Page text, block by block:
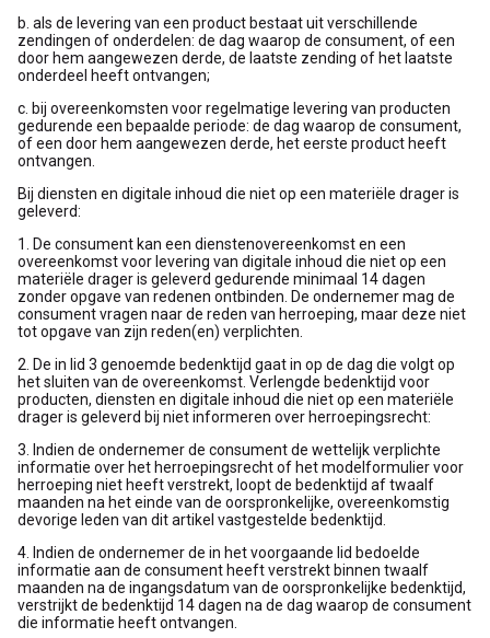
b. als de levering van een product bestaat uit verschillende
zendingen of onderdelen: de dag waarop de consument, of een
door hem aangewezen derde, de laatste zending of het laatste
onderdeel heeft ontvangen;
c. bij overeenkomsten voor regelmatige levering van producten
gedurende een bepaalde periode: de dag waarop de consument,
of een door hem aangewezen derde, het eerste product heeft
ontvangen.
Bij diensten en digitale inhoud die niet op een materiële drager is
geleverd:
1. De consument kan een dienstenovereenkomst en een
overeenkomst voor levering van digitale inhoud die niet op een
materiële drager is geleverd gedurende minimaal 14 dagen
zonder opgave van redenen ontbinden. De ondernemer mag de
consument vragen naar de reden van herroeping, maar deze niet
tot opgave van zijn reden(en) verplichten.
2. De in lid 3 genoemde bedenktijd gaat in op de dag die volgt op
het sluiten van de overeenkomst. Verlengde bedenktijd voor
producten, diensten en digitale inhoud die niet op een materiële
drager is geleverd bij niet informeren over herroepingsrecht:
3. Indien de ondernemer de consument de wettelijk verplichte
informatie over het herroepingsrecht of het modelformulier voor
herroeping niet heeft verstrekt, loopt de bedenktijd af twaalf
maanden na het einde van de oorspronkelijke, overeenkomstig
devorige leden van dit artikel vastgestelde bedenktijd.
4. Indien de ondernemer de in het voorgaande lid bedoelde
informatie aan de consument heeft verstrekt binnen twaalf
maanden na de ingangsdatum van de oorspronkelijke bedenktijd,
verstrijkt de bedenktijd 14 dagen na de dag waarop de consument
die informatie heeft ontvangen.